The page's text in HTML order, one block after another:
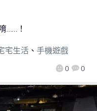
0 0
……！
宅生活、 手機遊戲